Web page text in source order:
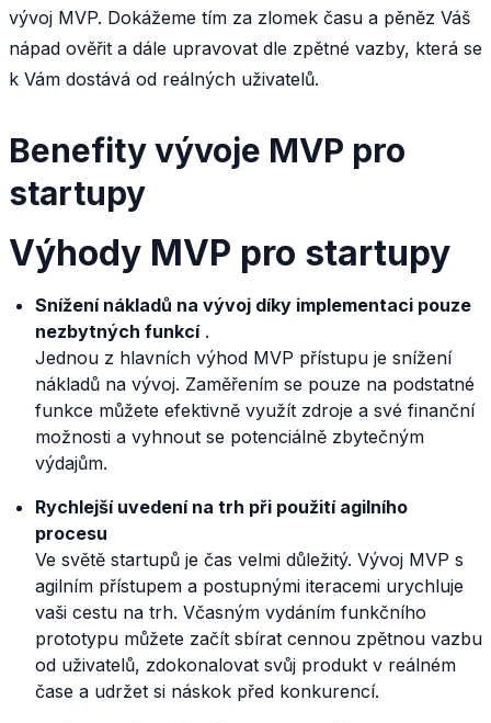
vývoj MVP. Dokážeme tím za zlomek času a pěněz Váš
nápad ověřit a dále upravovat dle zpětné vazby, která se
k Vám dostává od reálných uživatelů.
Benefity vývoje MVP pro
startupy
Výhody MVP pro startupy
Snížení nákladů na vývoj díky implementaci pouze
nezbytných funkcí.
Jednou z hlavních výhod MVP přístupu je snížení
nákladů na vývoj. Zaměřením se pouze na podstatné
funkce můžete efektivně využít zdroje a své finanční
možnosti a vyhnout se potenciálně zbytečným
výdajům.
Rychlejší uvedení na trh při použití agilního
procesu
Ve světě startupů je čas velmi důležitý. Vývoj MVP s
agilním přístupem a postupnými iteracemi urychluje
vaši cestu na trh. Včasným vydáním funkčního
prototypu můžete začít sbírat cennou zpětnou vazbu
od uživatelů, zdokonalovat svůj produkt v reálném
čase a udržet si náskok před konkurencí.